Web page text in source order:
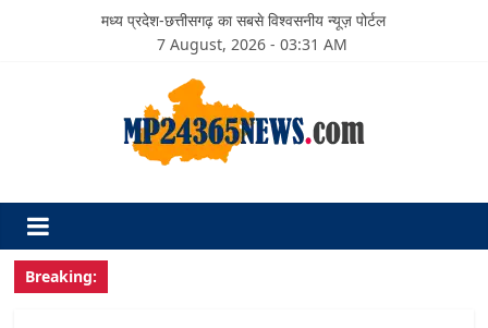
मध्य प्रदेश-छत्तीसगढ़ का सबसे विश्वसनीय न्यूज़ पोर्टल
7 August, 2026 - 03:31 AM
Breaking: